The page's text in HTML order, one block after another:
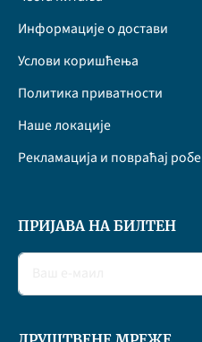
Информације о достави
Услови коришћења
Политика приватности
Наше локације
Рекламација и повраћај робе
ПРИЈАВА НА БИЛТЕН